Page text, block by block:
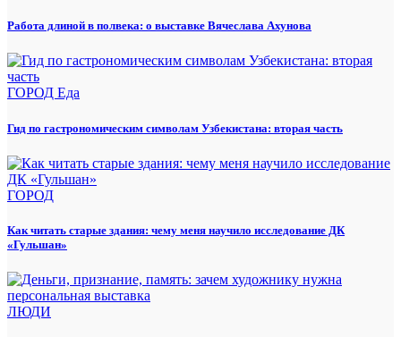
Работа длиной в полвека: о выставке Вячеслава Ахунова
ГОРОД Еда
Гид по гастрономическим символам Узбекистана: вторая часть
ГОРОД
Как читать старые здания: чему меня научило исследование ДК
«Гульшан»
ЛЮДИ